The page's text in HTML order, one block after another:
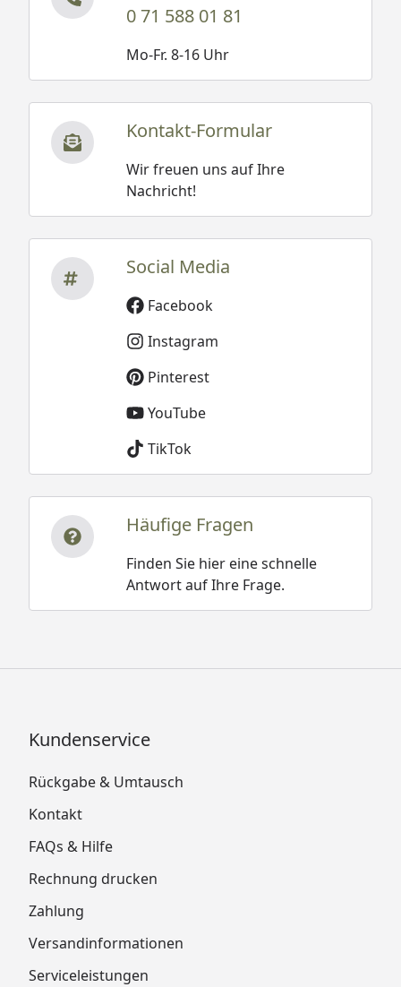
inklusive, wir empfehlen
Granulat-Unterlegpads, die
zwischen Fundament und
Fußboden gelegt werden.
Weitere Informationen
Montageanleitung.
Bei einer Bestellung inkl.
Montage-Service oder
Sorglos-Montage-Service
werden die
unseren Monteuren
kostenlos mitgebracht.
Reiter "Zubehör")
Paketmaße (B x T
230 x 116 x 88 cm / 422 kg
Montage
Montage zum günstigen
Festpreis möglich
oder
und besonderen Service-
Leistungen zum Festpreis.
Weitere Informationen
Bertilo Gartenhaus Teahouse -
0 71 588 01 81
Mo-Fr. 8-16 Uhr
Kontakt-Formular
Wir freuen uns auf Ihre
Nachricht!
Social Media
Facebook
Instagram
Pinterest
YouTube
TikTok
Häufige Fragen
Finden Sie hier eine schnelle
Antwort auf Ihre Frage.
Kundenservice
Rückgabe & Umtausch
Kontakt
FAQs & Hilfe
Rechnung drucken
Zahlung
Versandinformationen
Serviceleistungen